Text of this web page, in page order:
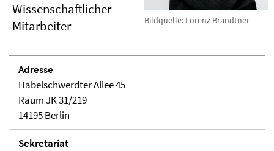
Bildquelle: Lorenz Brandtner
Wissenschaftlicher
Mitarbeiter
Adresse
Habelschwerdter Allee 45
Raum JK 31/219
14195 Berlin
Sekretariat